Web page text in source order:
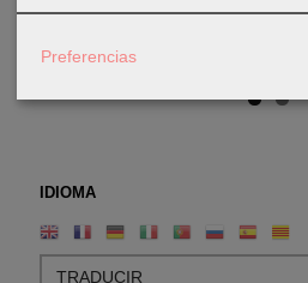
IDIOMA
bronce
1.200,00 €
bronce
Preferencias